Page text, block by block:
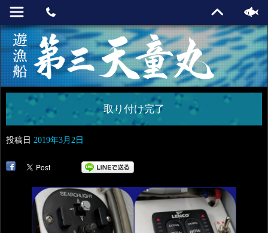
取り付け完了
投稿日 2019年3月2日